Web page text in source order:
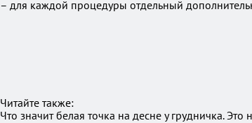
– для каждой процедуры отдельный
Читайте также:
Что значит белая точка на десне у грудничка.